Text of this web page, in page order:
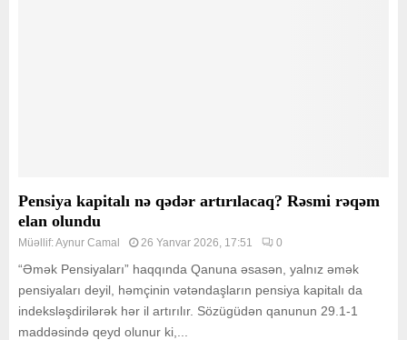
Pensiya kapitalı nə qədər artırılacaq? Rəsmi rəqəm
elan olundu
Müəllif:Aynur Camal 26 Yanvar 2026, 17:51 0
“Əmək Pensiyaları” haqqında Qanuna əsasən, yalnız əmək
pensiyaları deyil, həmçinin vətəndaşların pensiya kapitalı da
indeksləşdirilərək hər il artırılır. Sözügüdən qanunun 29.1-1
maddəsində qeyd olunur ki,...